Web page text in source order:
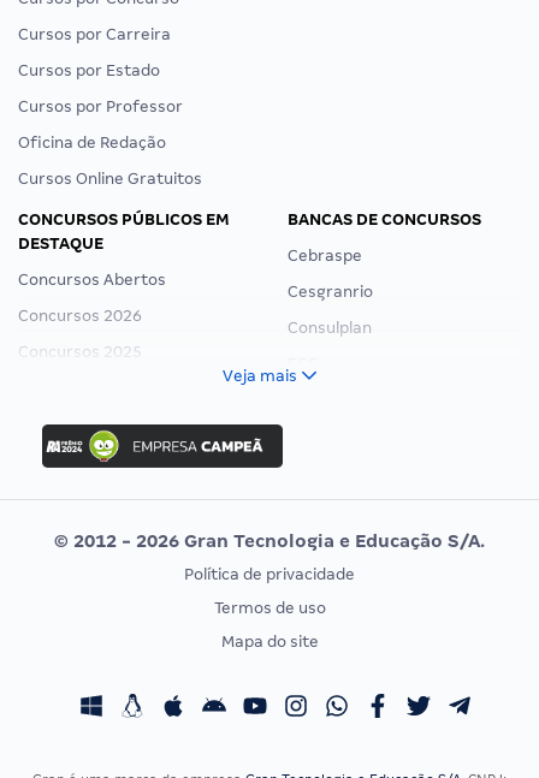
Cursos por Carreira
Cursos por Estado
Cursos por Professor
Oficina de Redação
Cursos Online Gratuitos
CONCURSOS PÚBLICOS EM
DESTAQUE
Concursos Abertos
Concursos 2026
Concursos 2025
Concurso Ibama
Concurso MPU
Editais publicados
BANCAS DE CONCURSOS
Cebraspe
Cesgranrio
Consulplan
Vunesp
CONCURSOS POR PROFISSÃO
Concursos Fiscais
EXAME DE ORDEM
Calendário OAB
Veja mais
© 2012 - 2026 Gran Tecnologia e Educação S/A.
Política de privacidade
Termos de uso
Mapa do site